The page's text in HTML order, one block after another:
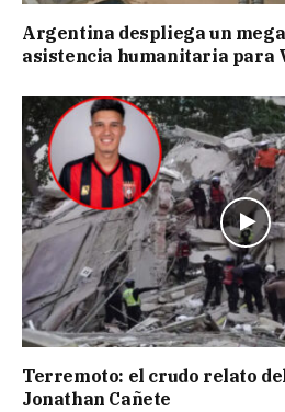
Argentina despliega un
asistencia humanitaria para
Terremoto: el crudo relato
Jonathan Cañete